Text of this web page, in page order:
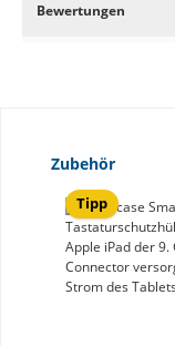
Bewertungen
Produktgalerie
Zubehör
Tipp